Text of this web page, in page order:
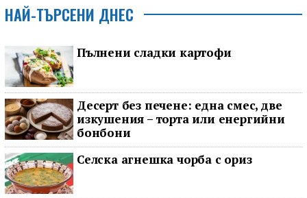
НАЙ-ТЪРСЕНИ ДНЕС
Пълнени сладки картофи
Десерт без печене: една смес, две
изкушения – торта или енергийни
бонбони
Селска агнешка чорба с ориз